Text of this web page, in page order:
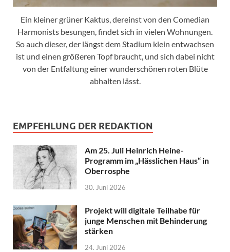
Ein kleiner grüner Kaktus, dereinst von den Comedian
Harmonists besungen, findet sich in vielen Wohnungen.
So auch dieser, der längst dem Stadium klein entwachsen
ist und einen größeren Topf braucht, und sich dabei nicht
von der Entfaltung einer wunderschönen roten Blüte
abhalten lässt.
EMPFEHLUNG DER REDAKTION
Am 25. Juli Heinrich Heine-
Programm im „Hässlichen Haus“ in
Oberrosphe
30. Juni 2026
Projekt will digitale Teilhabe für
junge Menschen mit Behinderung
stärken
24. Juni 2026